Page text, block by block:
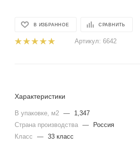
В ИЗБРАННОЕ СРАВНИТЬ
Артикул: 6642
Характеристики
В упаковке, м2 —
1,347
Страна производства —
Россия
Класс
— 33 класс